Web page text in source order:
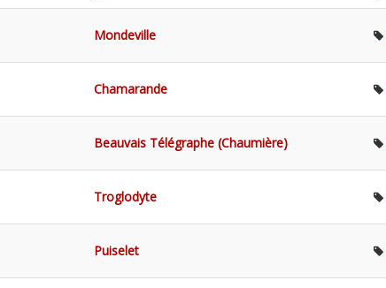
Mondeville
Chamarande
Beauvais Télégraphe (Chaumière)
Troglodyte
Puiselet